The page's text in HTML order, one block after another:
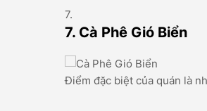
7. Cà Phê Gió Biển
Điểm đặc biệt của quán là